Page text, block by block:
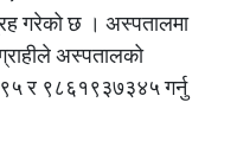
गरेको छ । अस्पतालमा
अस्पतालको
र ९८६१९३७३४५ गर्नु